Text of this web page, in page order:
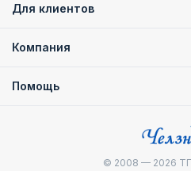
Для клиентов
Компания
Помощь
© 2008 — 2026